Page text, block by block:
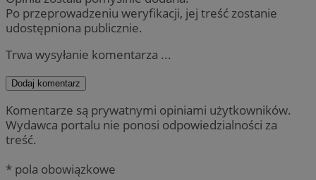
Po przeprowadzeniu weryfikacji, jej treść zostanie
udostępniona publicznie.
Trwa wysyłanie komentarza ...
Dodaj komentarz
Komentarze są prywatnymi opiniami użytkowników.
Wydawca portalu nie ponosi odpowiedzialności za
treść.
* pola obowiązkowe